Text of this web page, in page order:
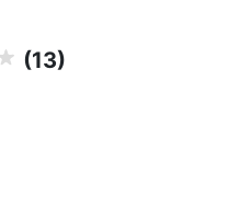
(13)